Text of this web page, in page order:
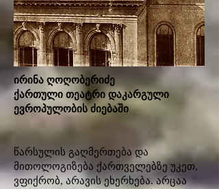
ირინა ღოღობერიძე
ქართული თეატრი დაკარგული
ევროპულობის ძიებაში
წარსულის გაღმერთება და
მითოლოგიზება ქართველებზე უკეთ,
ვფიქრობ, არავის ეხერხება. არცაა